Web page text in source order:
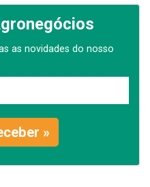
as novidades do nosso
»